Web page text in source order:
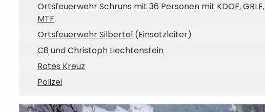
Ortsfeuerwehr Schruns mit 36 Personen mit KDOF,GRLF,
MTF.
Ortsfeuerwehr Silbertal (Einsatzleiter)
C8 undChristoph Liechtenstein
Rotes Kreuz
Polizei